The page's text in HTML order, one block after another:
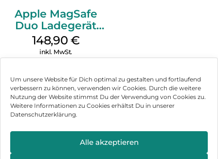
Um unsere Website für Dich optimal zu gestalten und fortlaufend
verbessern zu können, verwenden wir Cookies. Durch die weitere
Nutzung der Website stimmst Du der Verwendung von Cookies zu.
Weitere Informationen zu Cookies erhältst Du in unserer
Datenschutzerklärung.
Alle akzeptieren
Apple MagSafe
Duo Ladegerät
Weiß
148,90 €
inkl. MwSt.
Impressum